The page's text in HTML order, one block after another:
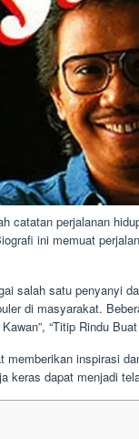
catatan perjalanan
ini memuat
salah satu penyanyi
di masyarakat.
“Titip Rindu
memberikan inspirasi
keras dapat menjadi